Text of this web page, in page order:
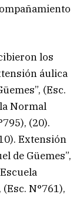
los
áulica
(Esc.
Normal
(20).
Extensión
de Güemes”,
N°761),